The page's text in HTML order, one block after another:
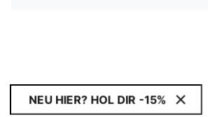
NEU HIER? HOL DIR -15%